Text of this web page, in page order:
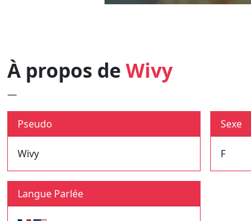
À propos de Wivy
—
Pseudo
Wivy
Sexe
F
Langue Parlée